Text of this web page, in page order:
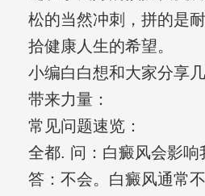
松的当然冲刺，拼的是
拾健康人生的希望。
小编白白想和大家分享
带来力量：
常见问题速览：
全都. 问：白癜风会影响
答：不会。白癜风通常